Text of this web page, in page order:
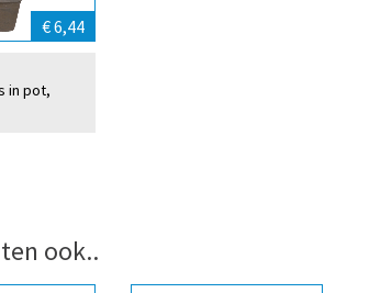
€ 6,44
in pot,
ook..